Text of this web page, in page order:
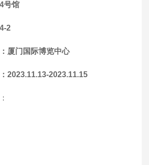
馆
2
门国际博览中心
2023.11.15